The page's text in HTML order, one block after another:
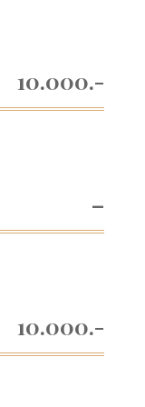
10.000.-
–
10.000.-